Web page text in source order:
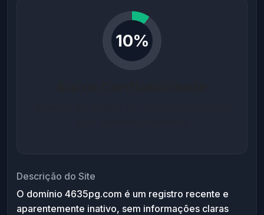
10%
Descrição do Site
O domínio 4635pg.com é um registro recente e
aparentemente inativo, sem informações claras